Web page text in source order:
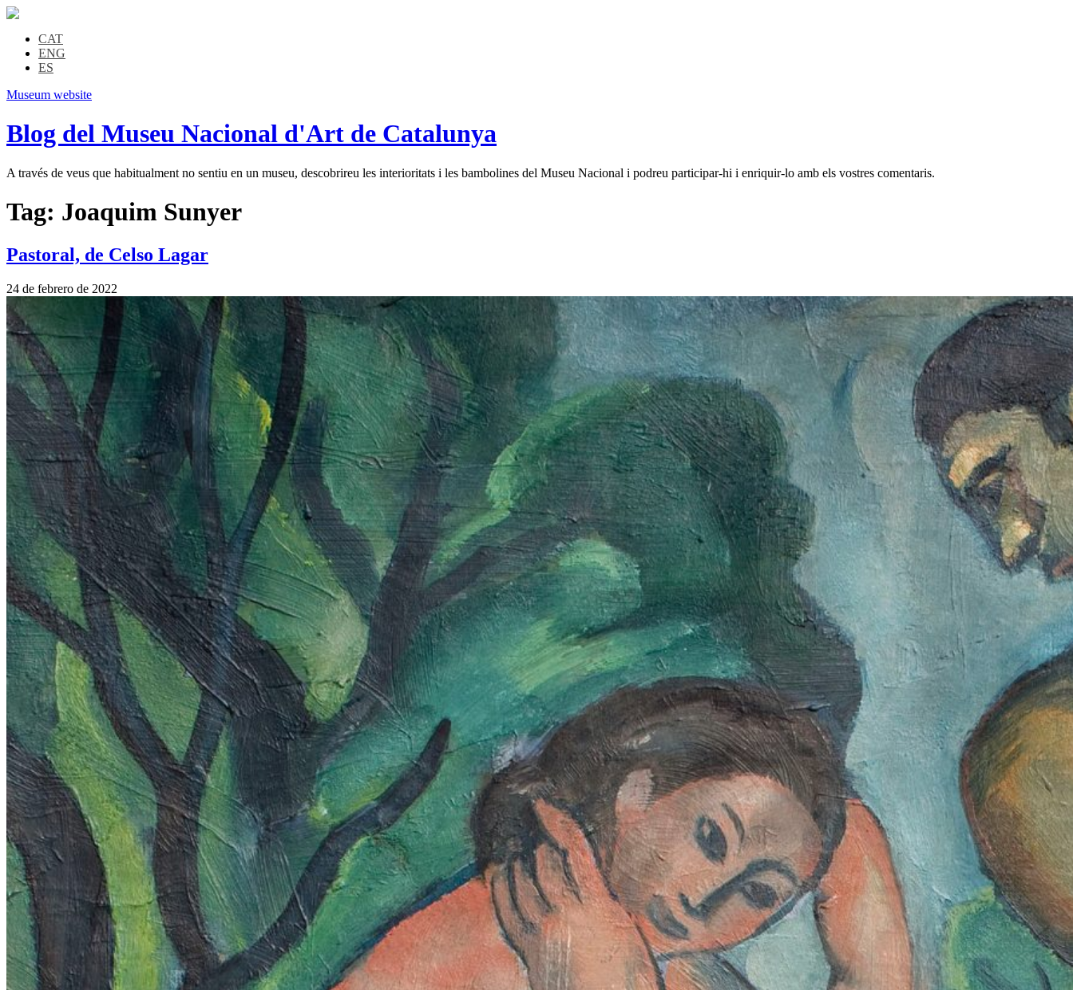
CAT
ENG
ES
Museum website
Blog del Museu Nacional d'Art de Catalunya
A través de veus que habitualment no sentiu en un museu, descobrireu les interioritats i les bambolines del Museu Nacional i podreu participar-hi i enriquir-lo amb els vostres comentaris.
Tag: Joaquim Sunyer
Pastoral, de Celso Lagar
24 de febrero de 2022